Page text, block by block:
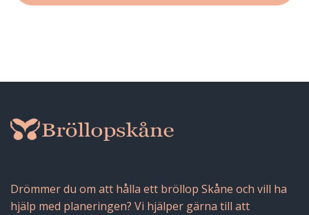
Drömmer du om att hålla ett bröllop Skåne och vill ha
hjälp med planeringen? Vi hjälper gärna till att